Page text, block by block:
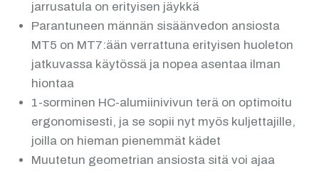
jarrusatula on erityisen jäykkä
Parantuneen männän sisäänvedon ansiosta
MT5 on MT7:ään verrattuna erityisen huoleton
jatkuvassa käytössä ja nopea asentaa ilman
hiontaa
1-sorminen HC-alumiinivivun terä on optimoitu
ergonomisesti, ja se sopii nyt myös kuljettajille,
joilla on hieman pienemmät kädet
Muutetun geometrian ansiosta sitä voi ajaa